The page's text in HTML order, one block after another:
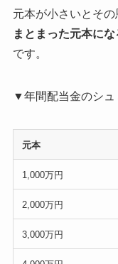
元本が小さいとその
まとまった元本に
です。
▼年間配当金のシュ
元本
1,000万円
2,000万円
3,000万円